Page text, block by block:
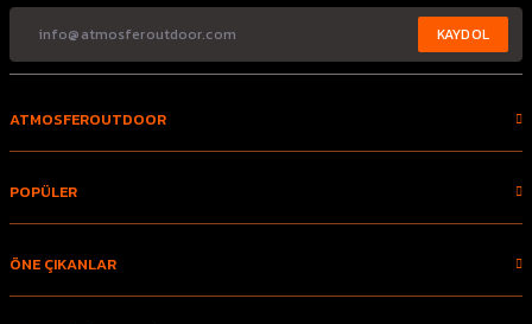
KAYDOL
ATMOSFEROUTDOOR
POPÜLER
ÖNE ÇIKANLAR